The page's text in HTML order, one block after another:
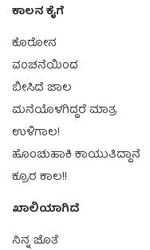
ಕಾಲನ ಕೈಗೆ
ಕೊರೋನ
ವಂಚನೆಯಿಂದ
ಬೀಸಿದೆ ಜಾಲ
ಮನೆಯೊಳಗಿದ್ದರೆ ಮಾತ್ರ
ಉಳಿಗಾಲ!
ಹೊಂಚುಹಾಕಿ ಕಾಯುತಿದ್ದಾನೆ
ಕ್ರೂರ ಕಾಲ!!
ಖಾಲಿಯಾಗಿದೆ
ನಿನ್ನ ಜೊತೆ